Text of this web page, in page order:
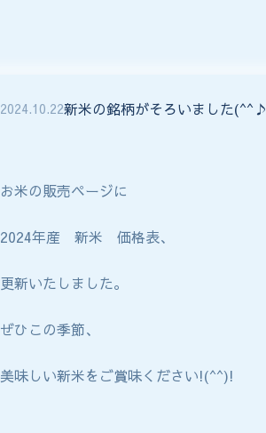
2024.10.22新米の銘柄がそろいました(^^♪
お米の販売ページに
2024年産 新米 価格表、
更新いたしました。
ぜひこの季節、
美味しい新米をご賞味ください!(^^)!